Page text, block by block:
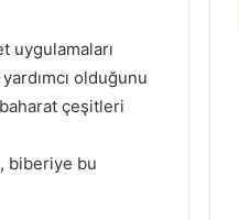
uygulamaları
olduğunu
çeşitleri
biberiye bu